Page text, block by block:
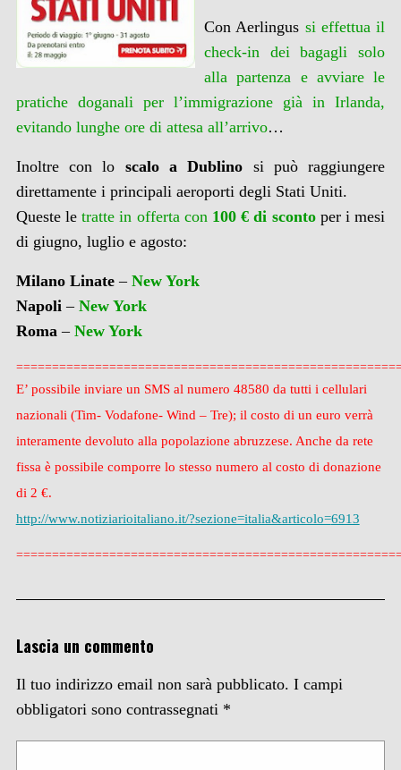
Con Aerlingus si effettua il
check-in dei bagagli solo
alla partenza e avviare le
pratiche doganali per l’immigrazione già in Irlanda,
evitando lunghe ore di attesa all’arrivo…
Inoltre con lo scalo a Dublino si può raggiungere
direttamente i principali aeroporti degli Stati Uniti.
Queste letratte in offerta con 100 € di scontoper i mesi
di giugno, luglio e agosto:
Milano Linate– New York
Napoli– New York
Roma– New York
=================================================
E’ possibile inviare un SMS al numero 48580 da tutti i cellulari
nazionali (Tim- Vodafone- Wind – Tre); il costo di un euro verrà
interamente devoluto alla popolazione abruzzese. Anche da rete
fissa è possibile comporre lo stesso numero al costo di donazione
di 2 €.
http://www.notiziarioitaliano.it/?sezione=italia&articolo=6913
Lascia un commento
Il tuo indirizzo email non sarà pubblicato. I campi
obbligatori sono contrassegnati *